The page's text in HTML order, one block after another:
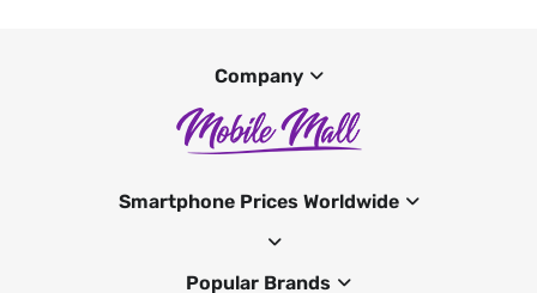
Company
Smartphone Prices Worldwide
Popular Brands